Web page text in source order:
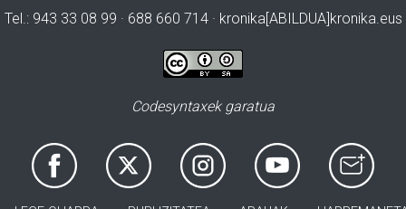
Tel.: 943 33 08 99 · 688 660 714 · kronika[ABILDUA]kronika.eus
Codesyntaxek garatua